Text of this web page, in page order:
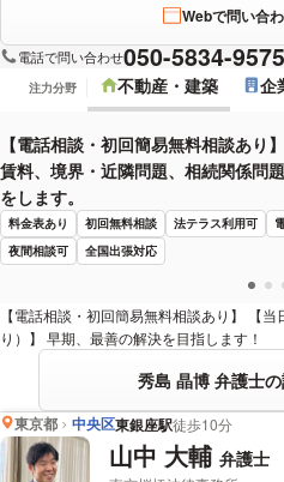
Webで問い合
電話で問い合わせ050-5834-
注力分野 不動産・建築 企
【電話相談・初回簡易無料相談あり
賃料、境界・近隣問題、相続関係問
をします。
料金表あり 初回無料相談 法テラス利用可
夜間相談可
全国出張対応
【電話相談・初回簡易無料相談あり】 【
り）】 早期、最善の解決を目指します！
秀島 晶博 弁護士
東京都 中央区東銀座駅徒歩10分
山中 大輔 弁護士